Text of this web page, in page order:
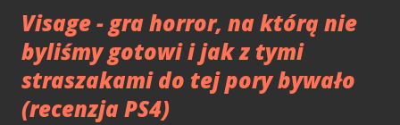
Visage - gra horror, na którą nie
byliśmy gotowi i jak z tymi
straszakami do tej pory bywało
(recenzja PS4)